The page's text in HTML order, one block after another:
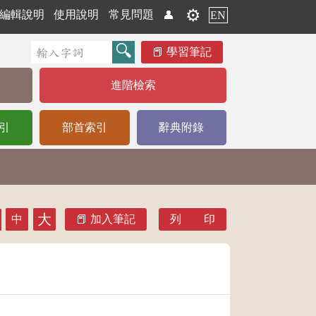
編輯說明 使用說明 常見問題 👤 ⚙️ EN
學習筆記
進階檢索
部首索引 辭典附錄
中 大 加入筆記 列 印